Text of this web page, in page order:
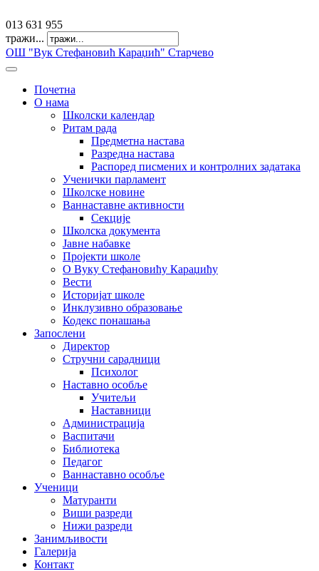
013 631 955
тражи...
ОШ "Вук Стефановић Караџић" Старчево
Почетна
О нама
Школски календар
Ритам рада
Предметна настава
Разредна настава
Распоред писмених и контролних задатака
Ученички парламент
Школске новине
Ваннаставне активности
Секције
Школска документа
Јавне набавке
Пројекти школе
О Вуку Стефановићу Караџићу
Вести
Историјат школе
Инклузивно образовање
Кодекс понашања
Запослени
Директор
Стручни сарадници
Психолог
Наставно особље
Учитељи
Наставници
Администрација
Васпитачи
Библиотека
Педагог
Ваннаставно особље
Ученици
Матуранти
Виши разреди
Нижи разреди
Занимљивости
Галерија
Контакт